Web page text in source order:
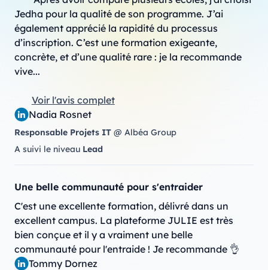
Nadia Rosnet
Responsable Projets IT @ Albéa Group
A suivi le niveau Lead
Jedha pour la qualité de son programme. J’ai
également apprécié la rapidité du processus
d’inscription. C’est une formation exigeante,
concrète, et d’une qualité rare : je la recommande
vive...
Voir l'avis complet
Tommy Dornez
Une belle communauté pour s'entraider
C'est une excellente formation, délivré dans un
excellent campus. La plateforme JULIE est très
bien conçue et il y a vraiment une belle
communauté pour l'entraide ! Je recommande 👌